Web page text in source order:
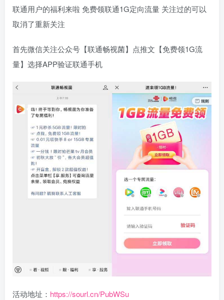
联通用户的福利来啦 免费领联通1G定向流量 关注过的可以
取消了重新关注
首先微信关注公众号【联通畅视菌】点推文【免费领1G流
量】选择APP验证联通手机
活动地址： https://sourl.cn/PubWSu